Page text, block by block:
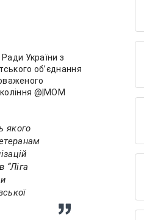
України з
об’єднання
@|MOM
якого
“Ліга